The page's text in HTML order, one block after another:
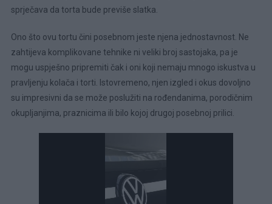
sprječava da torta bude previše slatka.
Ono što ovu tortu čini posebnom jeste njena jednostavnost. Ne
zahtijeva komplikovane tehnike ni veliki broj sastojaka, pa je
mogu uspješno pripremiti čak i oni koji nemaju mnogo iskustva u
pravljenju kolača i torti. Istovremeno, njen izgled i okus dovoljno
su impresivni da se može poslužiti na rođendanima, porodičnim
okupljanjima, praznicima ili bilo kojoj drugoj posebnoj prilici.